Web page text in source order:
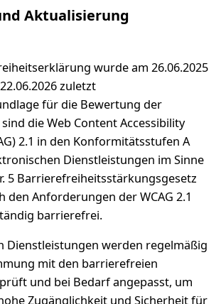
Aktualisierung
wurde am 26.06.2025
zuletzt
für die Bewertung der
die Web Content Accessibility
2.1 in den Konformitätsstufen A
Dienstleistungen im Sinne
5 Barrierefreiheitsstärkungsgesetz
den Anforderungen der WCAG 2.1
barrierefrei.
Dienstleistungen werden regelmäßig
mit den barrierefreien
und bei Bedarf angepasst, um
Zugänglichkeit und Sicherheit für